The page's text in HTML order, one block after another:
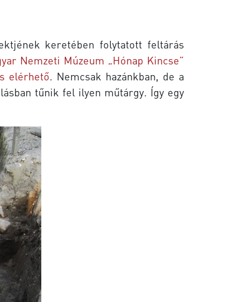
keretében folytatott feltárás
Nemzeti Múzeum „Hónap Kincse”
elérhető. Nemcsak hazánkban, de a
tűnik fel ilyen műtárgy. Így egy